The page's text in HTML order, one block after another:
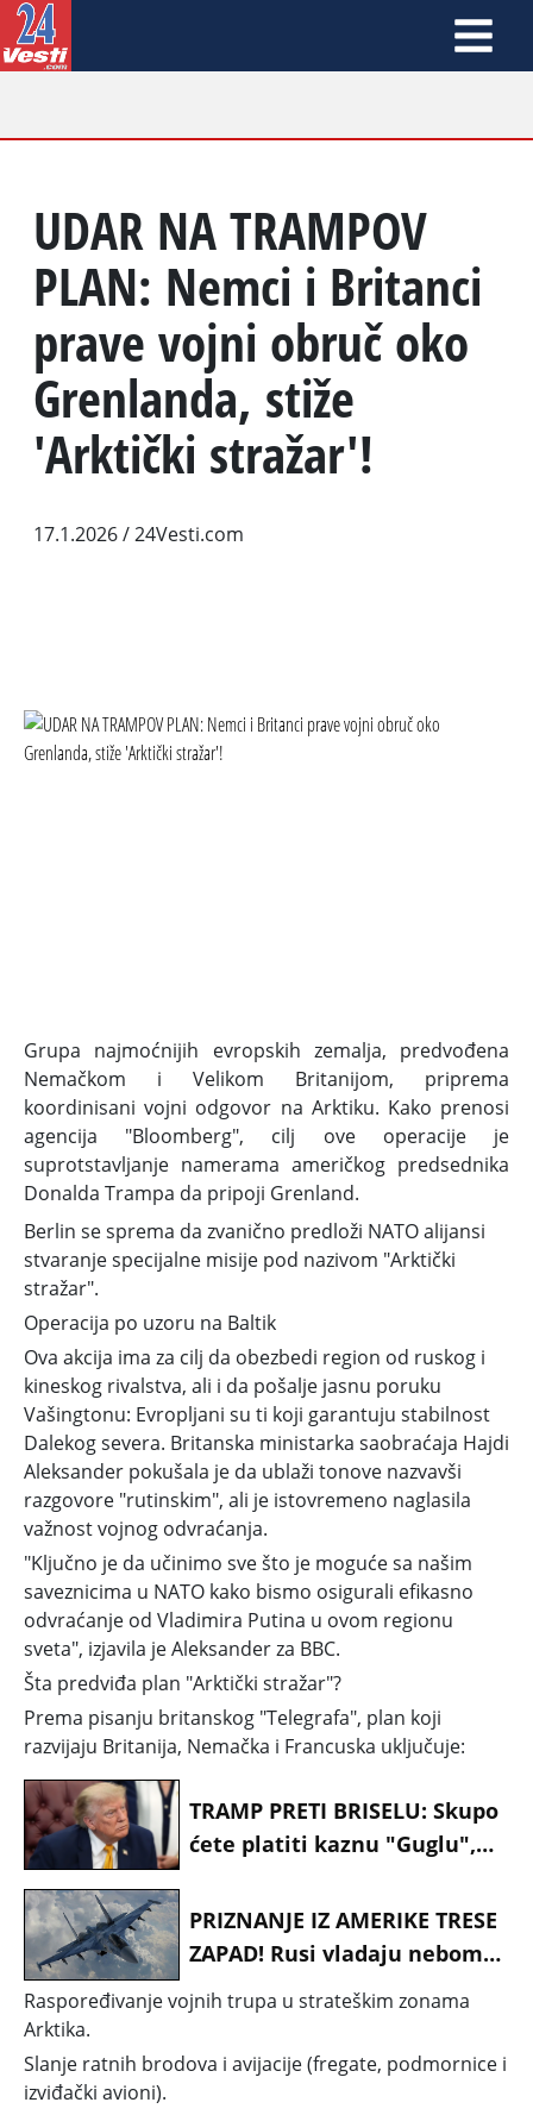
UDAR NA TRAMPOV
PLAN: Nemci i Britanci
prave vojni obruč oko
Grenlanda, stiže
'Arktički stražar'!
17.1.2026/ 24Vesti.com
Grupa najmoćnijih evropskih zemalja, predvođena
Nemačkom i Velikom Britanijom, priprema
koordinisani vojni odgovor na Arktiku. Kako prenosi
agencija "Bloomberg", cilj ove operacije je
suprotstavljanje namerama američkog predsednika
Donalda Trampa da pripoji Grenland.
Berlin se sprema da zvanično predloži NATO alijansi
stvaranje specijalne misije pod nazivom "Arktički
stražar".
Operacija po uzoru na Baltik
Ova akcija ima za cilj da obezbedi region od ruskog i
kineskog rivalstva, ali i da pošalje jasnu poruku
Vašingtonu: Evropljani su ti koji garantuju stabilnost
Dalekog severa. Britanska ministarka saobraćaja Hajdi
Aleksander pokušala je da ublaži tonove nazvavši
razgovore "rutinskim", ali je istovremeno naglasila
važnost vojnog odvraćanja.
"Ključno je da učinimo sve što je moguće sa našim
saveznicima u NATO kako bismo osigurali efikasno
odvraćanje od Vladimira Putina u ovom regionu
sveta", izjavila je Aleksander za BBC.
Šta predviđa plan "Arktički stražar"?
Prema pisanju britanskog "Telegrafa", plan koji
razvijaju Britanija, Nemačka i Francuska uključuje:
TRAMP PRETI BRISELU: Skupo
ćete platiti kaznu "Guglu",
prasica
PRIZNANJE IZ AMERIKE TRESE
ZAPAD! Rusi vladaju nebom
Evrope — Niko im ne može
ništa!
Raspoređivanje vojnih trupa u strateškim zonama
Arktika.
Slanje ratnih brodova i avijacije (fregate, podmornice i
izviđački avioni).